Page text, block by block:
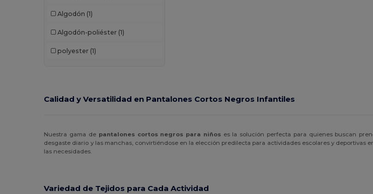
Algodón (1)
Algodón-poliéster (1)
polyester (1)
Calidad y Versatilidad en Pantalones Cortos Negros Infantiles
Nuestra gama de pantalones cortos negros para niñoses la solución perfecta para quienes buscan
desgaste diario y las manchas, convirtiéndose en la elección predilecta para actividades escolares y deportivas
las necesidades.
Variedad de Tejidos para Cada Actividad